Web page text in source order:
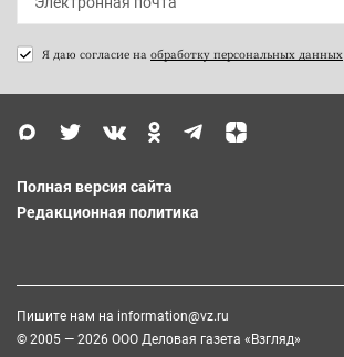
Я даю согласие на обработку персональных данных
Полная версия сайта
Редакционная политика
Пишите нам на information@vz.ru
© 2005 — 2026 ООО Деловая газета «Взгляд»